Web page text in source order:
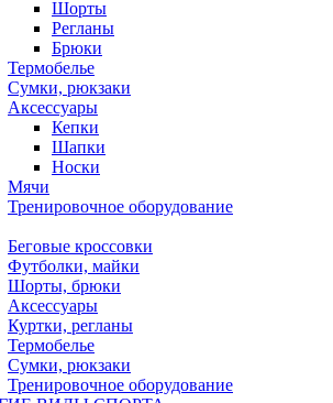
Шорты
Регланы
Брюки
Термобелье
Сумки, рюкзаки
Аксессуары
Кепки
Шапки
Носки
Мячи
Тренировочное оборудование
Беговые кроссовки
Футболки, майки
Шорты, брюки
Аксессуары
Куртки, регланы
Термобелье
Сумки, рюкзаки
Тренировочное оборудование